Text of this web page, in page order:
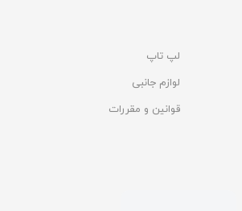
لپ تاپ
لوازم جانبی
قوانین و مقررات